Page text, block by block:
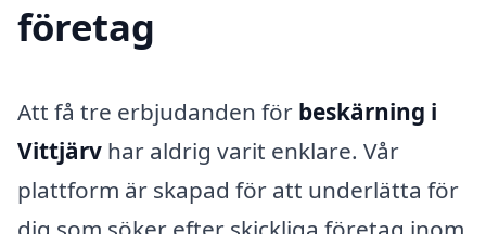
företag
Att få tre erbjudanden för beskärning i
Vittjärv har aldrig varit enklare. Vår
plattform är skapad för att underlätta för